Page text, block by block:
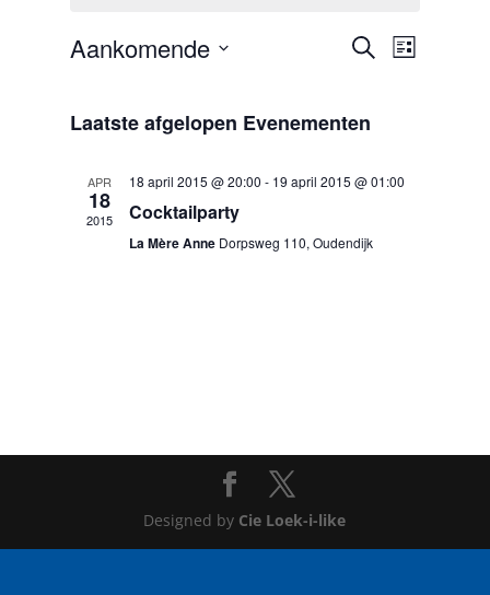
Zoeken
Lijst
Aankomende
datum.
Laatste afgelopen Evenementen
APR
18
2015
18 april 2015 @ 20:00 - 19 april 2015 @ 01:00
Cocktailparty
La Mère Anne Dorpsweg 110, Oudendijk
Designed by Cie Loek-i-like